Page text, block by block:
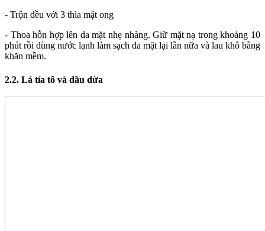
- Trộn đều với 3 thìa mật ong
- Thoa hỗn hợp lên da mặt nhẹ nhàng. Giữ mặt nạ trong khoảng 10
phút rồi dùng nước lạnh làm sạch da mặt lại lần nữa và lau khô bằng
khăn mềm.
2.2. Lá tía tô và dầu dừa